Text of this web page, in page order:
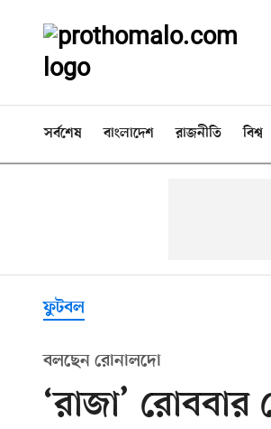
সর্বশেষ বাংলাদেশ রাজনীতি বিশ্ব
ফুটবল
বলছেন রোনালদো
‘রাজা’ রোববার